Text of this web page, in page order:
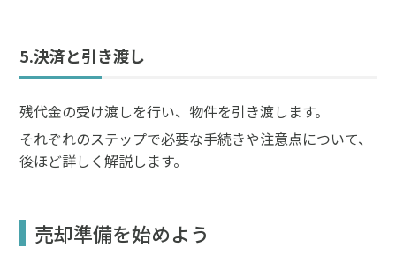
5.決済と引き渡し
残代金の受け渡しを行い、物件を引き渡します。
それぞれのステップで必要な手続きや注意点について、
後ほど詳しく解説します。
売却準備を始めよう